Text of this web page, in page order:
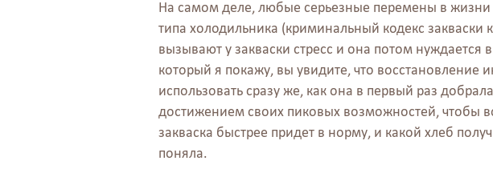
На самом деле, любые серьезные перемены в жизни
типа холодильника (криминальный кодекс
вызывают у закваски стресс и она потом
который я покажу, вы увидите, что восстановление
использовать сразу же, как она в первый раз
достижением своих пиковых возможностей, чтобы
закваска быстрее придет в норму, и какой хлеб
поняла.